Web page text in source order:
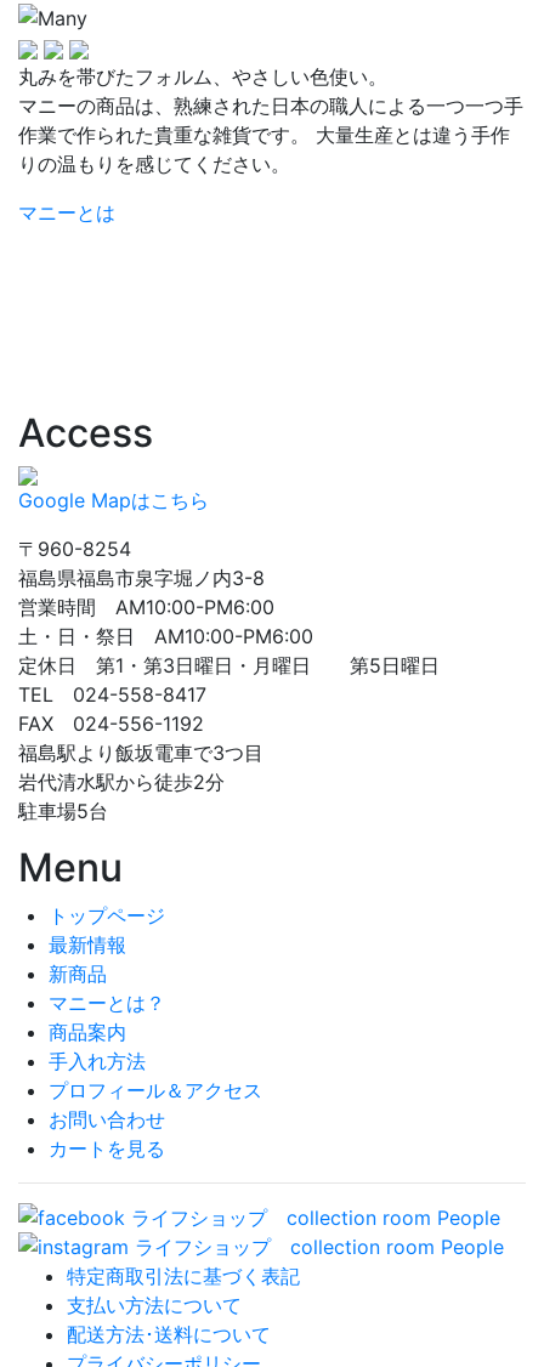
丸みを帯びたフォルム、やさしい色使い。
マニーの商品は、熟練された日本の職人による一つ一つ手
作業で作られた貴重な雑貨です。 大量生産とは違う手作
りの温もりを感じてください。
マニーとは
Access
Google Mapはこちら
〒960-8254
福島県福島市泉字堀ノ内3-8
営業時間 AM10:00-PM6:00
土・日・祭日 AM10:00-PM6:00
定休日 第1・第3日曜日・月曜日 第5日曜日
TEL 024-558-8417
FAX 024-556-1192
福島駅より飯坂電車で3つ目
岩代清水駅から徒歩2分
駐車場5台
Menu
トップページ
最新情報
新商品
マニーとは？
商品案内
手入れ方法
プロフィール＆アクセス
お問い合わせ
カートを見る
特定商取引法に基づく表記
支払い方法について
配送方法･送料について